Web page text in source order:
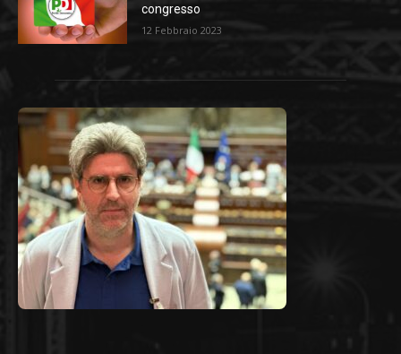
congresso
12 Febbraio 2023